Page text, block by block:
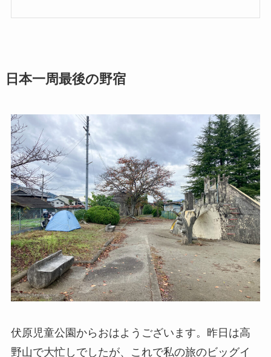
日本一周最後の野宿
伏原児童公園からおはようございます。昨日は高
野山で大忙しでしたが、これで私の旅のビッグイ